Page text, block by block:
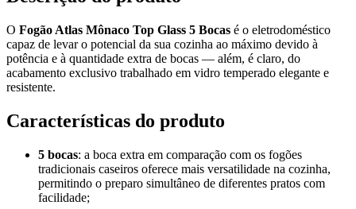
O Fogão Atlas Mônaco Top Glass 5 Bocas é o eletrodoméstico
capaz de levar o potencial da sua cozinha ao máximo devido à
potência e à quantidade extra de bocas — além, é claro, do
acabamento exclusivo trabalhado em vidro temperado elegante e
resistente.
Características do produto
5 bocas: a boca extra em comparação com os fogões
tradicionais caseiros oferece mais versatilidade na cozinha,
permitindo o preparo simultâneo de diferentes pratos com
facilidade;